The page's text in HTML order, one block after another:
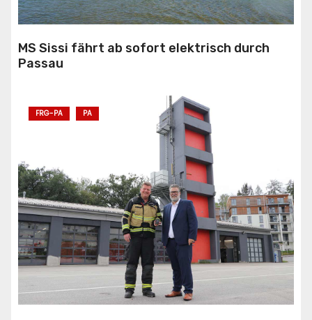
MS Sissi fährt ab sofort elektrisch durch
Passau
FRG-PA PA